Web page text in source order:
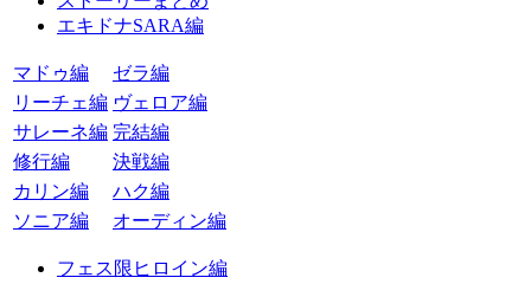
エキドナSARA編
マドゥ編
ゼラ編
リーチェ編 ヴェロア編
サレーネ編 完結編
修行編
決戦編
カリン編
ハク編
ソニア編
オーディン編
フェス限ヒロイン編